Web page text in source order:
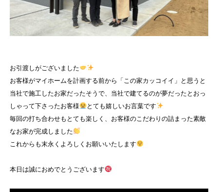
お引渡しがございました
お客様がマイホームを計画する前から「この家カッコイイ」と思うと
当社で施工したお家だったそうで、当社で建てるのが夢だったとおっ
しゃって下さったお客様
とても嬉しいお言葉です
毎回の打ち合わせもとても楽しく、お客様のこだわりの詰まった素敵
なお家が完成しました
これからも末永くよろしくお願いいたします
本日は誠におめでとうございます